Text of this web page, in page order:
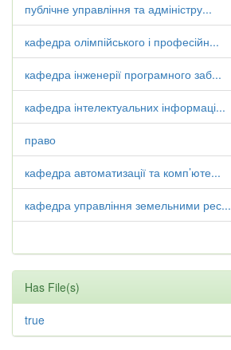
публічне управління та адміністру...
кафедра олімпійського і професійн...
кафедра інженерії програмного заб...
кафедра інтелектуальних інформаці...
право
кафедра автоматизації та комп’юте...
кафедра управління земельними рес...
Has File(s)
true